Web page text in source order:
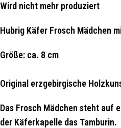
Wird nicht mehr produziert
Hubrig Käfer Frosch Mädchen
Größe: ca. 8 cm
Original erzgebirgische
Das Frosch Mädchen steht auf
der Käferkapelle das Tamburin.